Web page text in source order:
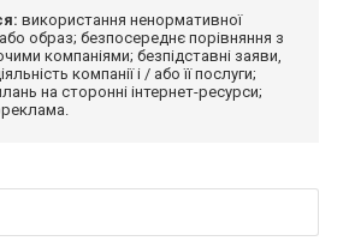
використання ненормативної
образ; безпосереднє порівняння з
компаніями; безпідставні заяви,
компанії і / або її послуги;
на сторонні інтернет-ресурси;